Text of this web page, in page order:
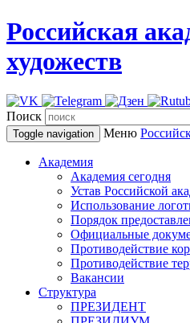
Российская
художеств
Поиск
Toggle navigation Меню
Академия
Академия сегодня
Устав Российской
Использование
Порядок
Официальные
Противодействие
Противодействие
Вакансии
Структура
ПРЕЗИДЕНТ